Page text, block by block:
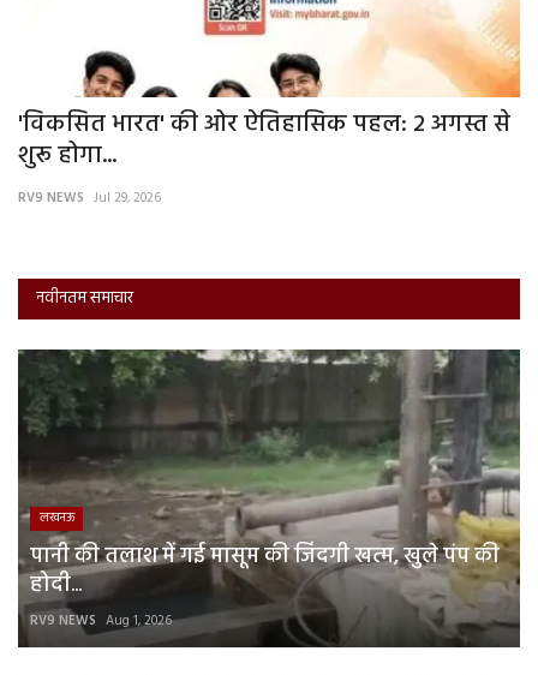
'विकसित भारत' की ओर ऐतिहासिक पहल: 2 अगस्त से
शुरू होगा...
RV9 NEWS Jul 29, 2026
नवीनतम समाचार
लखनऊ
पानी की तलाश में गई मासूम की जिंदगी खत्म, खुले पंप की
होदी...
RV9 NEWS Aug 1, 2026